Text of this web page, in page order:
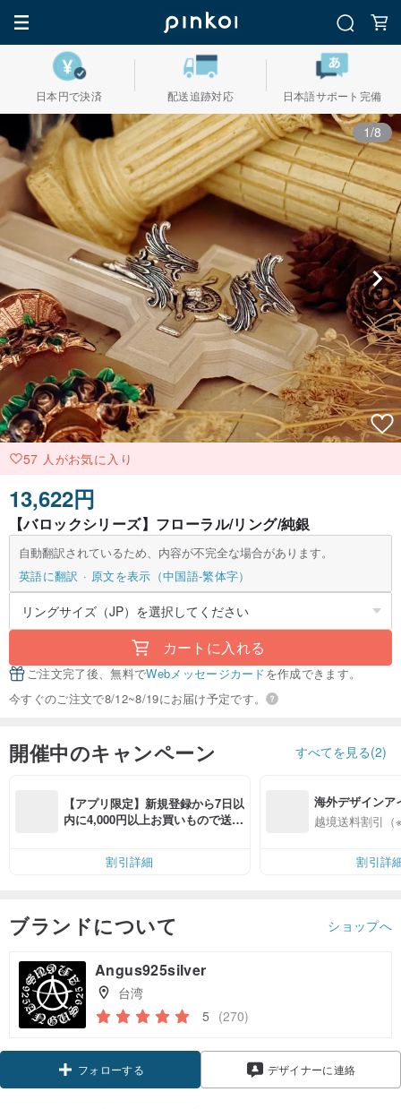
日本円で決済 配送追跡対応 日本語サポート完備
1/8
57 人がお気に入り
13,622円
【バロックシリーズ】フローラル/リング/純銀
自動翻訳されているため、内容が不完全な場合があります。
英語に翻訳
原文を表示（中国語-繁体字）
カートに入れる
ご注文完了後、無料でWebメッセージカードを作成できます。
今すぐのご注文で8/12~8/19にお届け予定です。
開催中のキャンペーン すべてを見る(2)
【アプリ限定】新規登録から7日以
内に4,000円以上お買いもので送料
割引詳細
海外デザインア
入
越境送料割引（
割引詳
ブランドについて ショップへ
Angus925silver
台湾
5 (270)
フォローする デザイナーに連絡